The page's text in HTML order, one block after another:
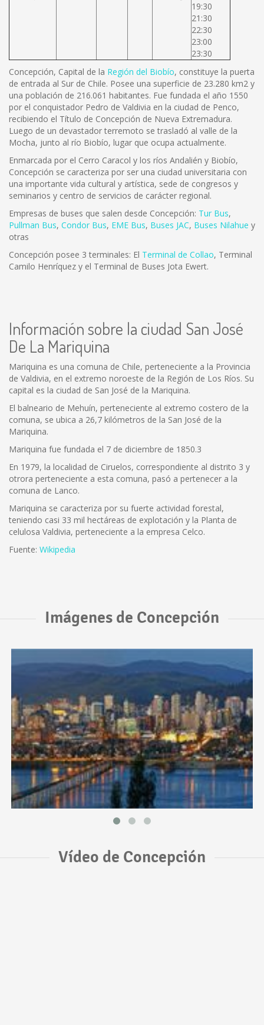
19:30
21:30
22:30
23:00
23:30
Concepción, Capital de la Región del Biobío, constituye la puerta
de entrada al Sur de Chile. Posee una superficie de 23.280 km2 y
una población de 216.061 habitantes. Fue fundada el año 1550
por el conquistador Pedro de Valdivia en la ciudad de Penco,
recibiendo el Título de Concepción de Nueva Extremadura.
Luego de un devastador terremoto se trasladó al valle de la
Mocha, junto al río Biobío, lugar que ocupa actualmente.
Enmarcada por el Cerro Caracol y los ríos Andalién y Biobío,
Concepción se caracteriza por ser una ciudad universitaria con
una importante vida cultural y artística, sede de congresos y
seminarios y centro de servicios de carácter regional.
Empresas de buses que salen desde Concepción: Tur Bus,
Pullman Bus, Condor Bus, EME Bus, Buses JAC, Buses Nilahue y
otras
Concepción posee 3 terminales: El Terminal de Collao, Terminal
Camilo Henríquez y el Terminal de Buses Jota Ewert.
Información sobre la ciudad San José
De La Mariquina
Mariquina es una comuna de Chile, perteneciente a la Provincia
de Valdivia, en el extremo noroeste de la Región de Los Ríos. Su
capital es la ciudad de San José de la Mariquina.
El balneario de Mehuín, perteneciente al extremo costero de la
comuna, se ubica a 26,7 kilómetros de la San José de la
Mariquina.
Mariquina fue fundada el 7 de diciembre de 1850.3
En 1979, la localidad de Ciruelos, correspondiente al distrito 3 y
otrora perteneciente a esta comuna, pasó a pertenecer a la
comuna de Lanco.
Mariquina se caracteriza por su fuerte actividad forestal,
teniendo casi 33 mil hectáreas de explotación y la Planta de
celulosa Valdivia, perteneciente a la empresa Celco.
Fuente: Wikipedia
Imágenes de Concepción
Vídeo de Concepción